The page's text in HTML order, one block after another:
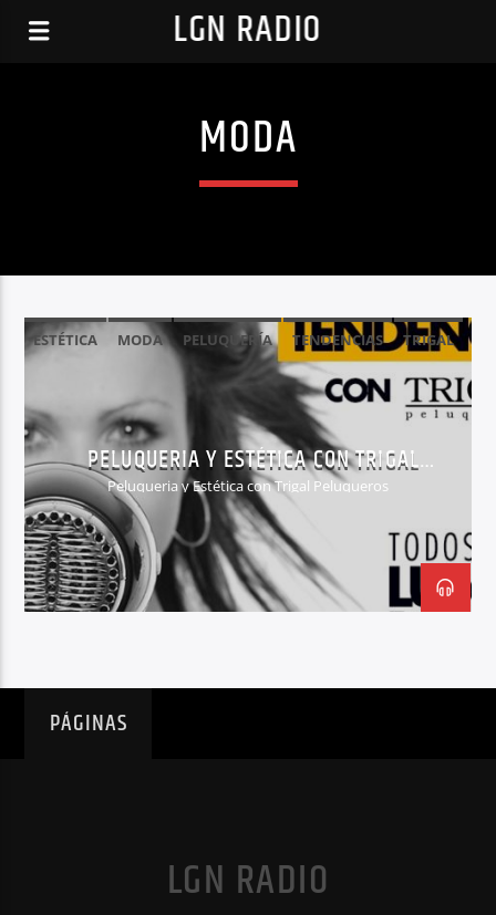
LGN RADIO
MODA
ESTÉTICA MODA PELUQUERÍA TENDENCIAS TRIGAL
PELUQUERIA Y ESTÉTICA CON TRIGAL
PELUQUEROS
Peluqueria y Estética con Trigal Peluqueros
PÁGINAS
LGN RADIO